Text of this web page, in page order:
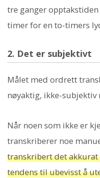
tre ganger
timer for en to-timers
2. Det er subjektivt
Målet med ordrett
nøyaktig, ikke-subjektiv
Når noen som ikke er
transkriberer noe
transkribert det akkurat
tendens til ubevisst å